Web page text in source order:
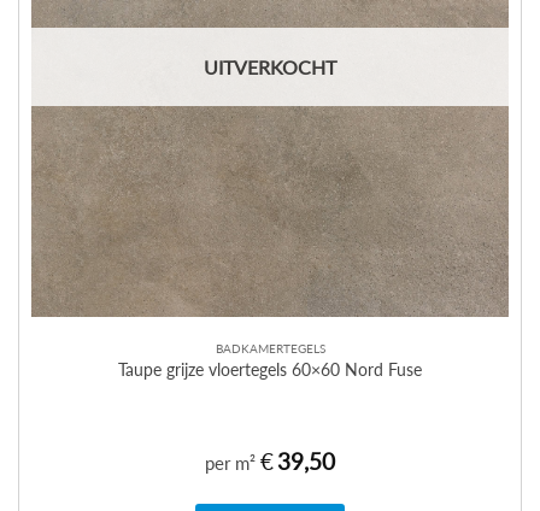
UITVERKOCHT
BADKAMERTEGELS
Taupe grijze vloertegels 60×60 Nord Fuse
per m² €39,50